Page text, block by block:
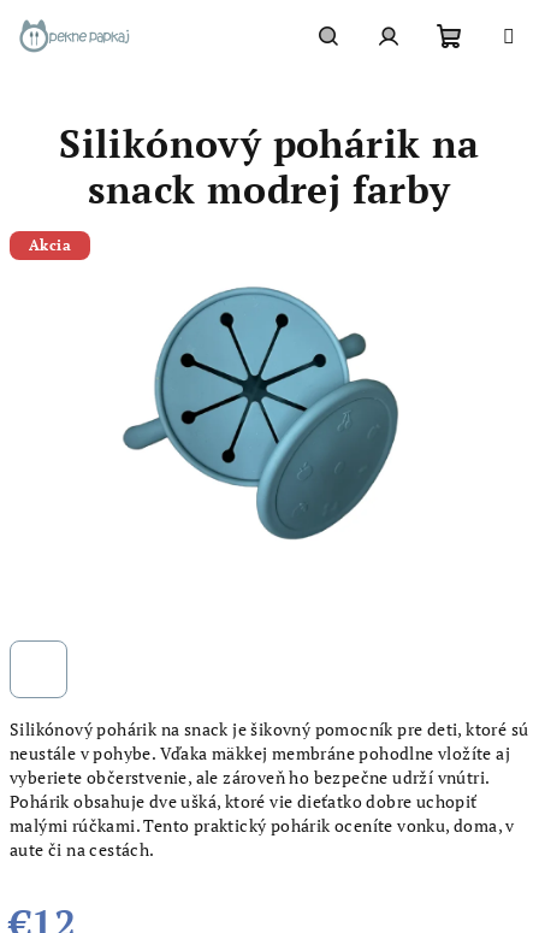
obsah
košík
Silikónový pohárik na snack je šikovný pomocník pre deti, ktoré sú
neustále v pohybe. Vďaka mäkkej membráne pohodlne vložíte aj
vyberiete občerstvenie, ale zároveň ho bezpečne udrží vnútri.
Pohárik obsahuje dve ušká, ktoré vie dieťatko dobre uchopiť
malými rúčkami. Tento praktický pohárik oceníte vonku, doma, v
aute či na cestách.
Silikónový pohárik na
snack modrej farby
Akcia